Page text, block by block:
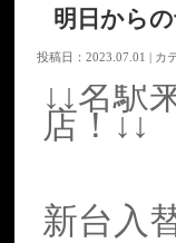
明日から
投稿日：2023.07.01 | カ
↓↓名駅
店！↓↓
新台入